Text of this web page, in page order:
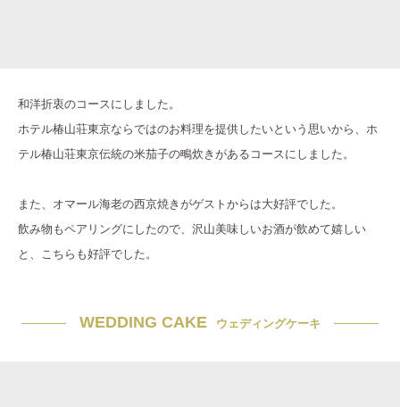
和洋折衷のコースにしました。
ホテル椿山荘東京ならではのお料理を提供したいという思いから、ホ
テル椿山荘東京伝統の米茄子の鴫炊きがあるコースにしました。
また、オマール海老の西京焼きがゲストからは大好評でした。
飲み物もペアリングにしたので、沢山美味しいお酒が飲めて嬉しい
と、こちらも好評でした。
WEDDING CAKE ウェディングケーキ